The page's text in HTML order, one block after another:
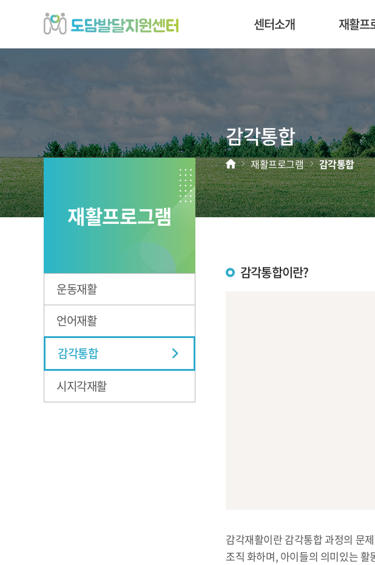
도
담
발
센터소개 재활프
재활프로그램
운동재활
언어재활
감각통합
시지각재활
감각통합
홈 재활프로그램 감각통합
감각통합이란?
감각재활이란 감각통합 과정의 문
조직 화하며, 아이들의 의미있는